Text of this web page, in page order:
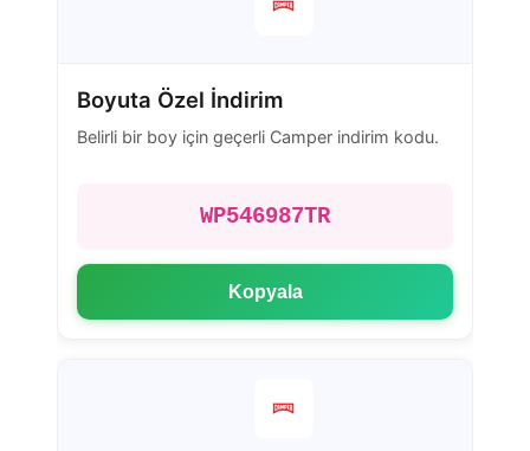
Boyuta Özel İndirim
Belirli bir boy için geçerli Camper indirim kodu.
WP546987TR
Kopyala